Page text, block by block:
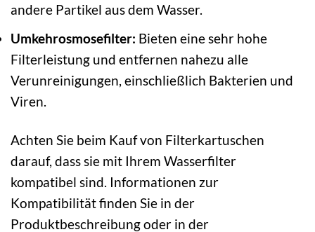
andere Partikel aus dem Wasser.
Umkehrosmosefilter: Bieten eine sehr hohe
Filterleistung und entfernen nahezu alle
Verunreinigungen, einschließlich Bakterien und
Viren.
Achten Sie beim Kauf von Filterkartuschen
darauf, dass sie mit Ihrem Wasserfilter
kompatibel sind. Informationen zur
Kompatibilität finden Sie in der
Produktbeschreibung oder in der